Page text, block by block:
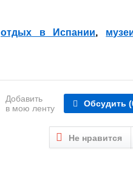
отдых в Испании,
Добавить
в мою ленту
Обсудить
Не нравится